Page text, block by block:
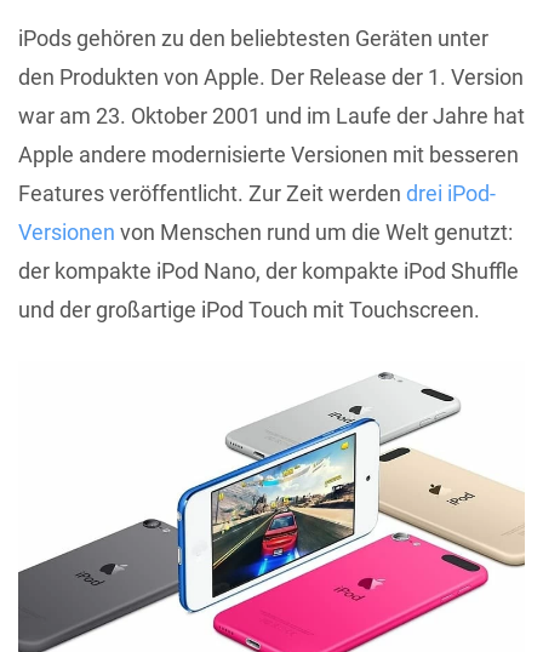
iPods gehören zu den beliebtesten Geräten unter
den Produkten von Apple. Der Release der 1. Version
war am 23. Oktober 2001 und im Laufe der Jahre hat
Apple andere modernisierte Versionen mit besseren
Features veröffentlicht. Zur Zeit werden drei iPod-
Versionen von Menschen rund um die Welt genutzt:
der kompakte iPod Nano, der kompakte iPod Shuffle
und der großartige iPod Touch mit Touchscreen.